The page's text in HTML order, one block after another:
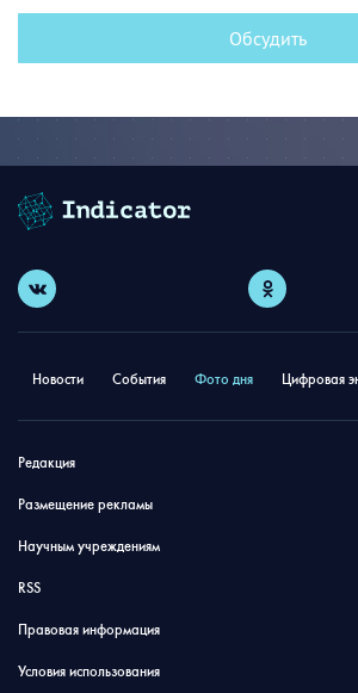
Обсудить
Новости События Фото дня Цифровая
Редакция
Размещение рекламы
Научным учреждениям
RSS
Правовая информация
Условия использования